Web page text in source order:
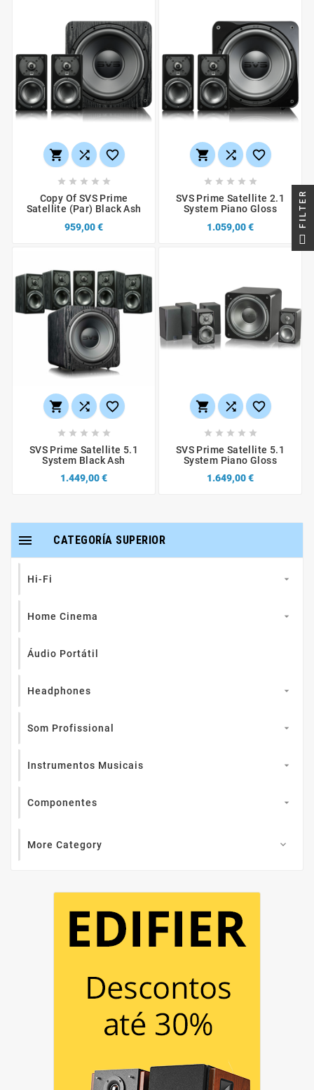
  
    
Copy Of SVS Prime
Satellite (Par) Black Ash
959,00 €
  
    
SVS Prime Satellite 2.1
System Piano Gloss
1.059,00 €
  
    
SVS Prime Satellite 5.1
System Black Ash
1.449,00 €
  
    
SVS Prime Satellite 5.1
System Piano Gloss
1.649,00 €
CATEGORÍA SUPERIOR

Hi-Fi 
Home Cinema 
Áudio Portátil
Headphones 
Som Profissional 
Instrumentos Musicais 
Componentes 
More Category 
FILTER